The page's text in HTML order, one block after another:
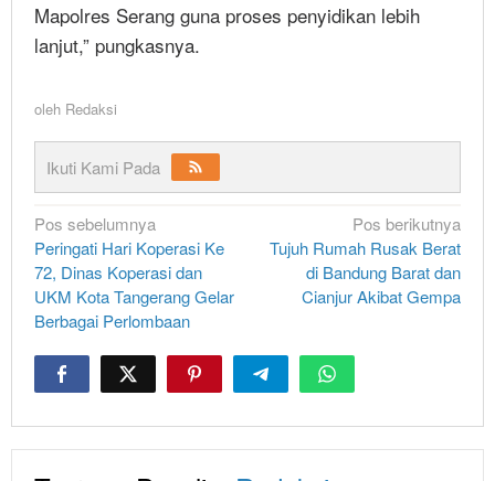
Mapolres Serang guna proses penyidikan lebih
lanjut,” pungkasnya.
oleh Redaksi
Ikuti Kami Pada
Navigasi
pos
Pos sebelumnya
Peringati Hari Koperasi Ke
72, Dinas Koperasi dan
UKM Kota Tangerang Gelar
Berbagai Perlombaan
Pos berikutnya
Tujuh Rumah Rusak Berat
di Bandung Barat dan
Cianjur Akibat Gempa